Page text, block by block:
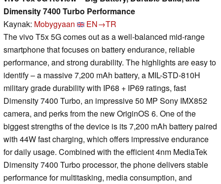
Dimensity 7400 Turbo Performance
Kaynak: Mobygyaan
EN→TR
The vivo T5x 5G comes out as a well-balanced mid-range
smartphone that focuses on battery endurance, reliable
performance, and strong durability. The highlights are easy to
identify – a massive 7,200 mAh battery, a MIL-STD-810H
military grade durability with IP68 + IP69 ratings, fast
Dimensity 7400 Turbo, an impressive 50 MP Sony IMX852
camera, and perks from the new OriginOS 6. One of the
biggest strengths of the device is its 7,200 mAh battery paired
with 44W fast charging, which offers impressive endurance
for daily usage. Combined with the efficient 4nm MediaTek
Dimensity 7400 Turbo processor, the phone delivers stable
performance for multitasking, media consumption, and